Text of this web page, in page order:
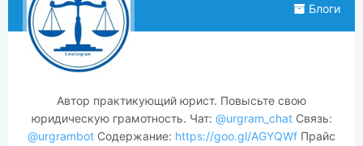
Блоги
Автор практикующий юрист. Повысьте свою
юридическую грамотность. Чат: @urgram_chatСвязь:
@urgrambot Содержание: https://goo.gl/AGYQWf Прайс